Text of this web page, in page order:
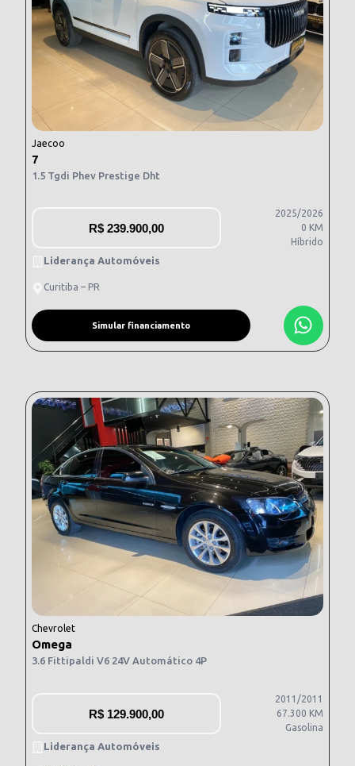
Jaecoo
7
1.5 Tgdi Phev Prestige Dht
R$ 239.900,00
2025/2026
0 KM
Híbrido
Liderança Automóveis
Curitiba – PR
Simular financiamento
Chevrolet
Omega
3.6 Fittipaldi V6 24V Automático 4P
R$ 129.900,00
2011/2011
67.300 KM
Gasolina
Liderança Automóveis